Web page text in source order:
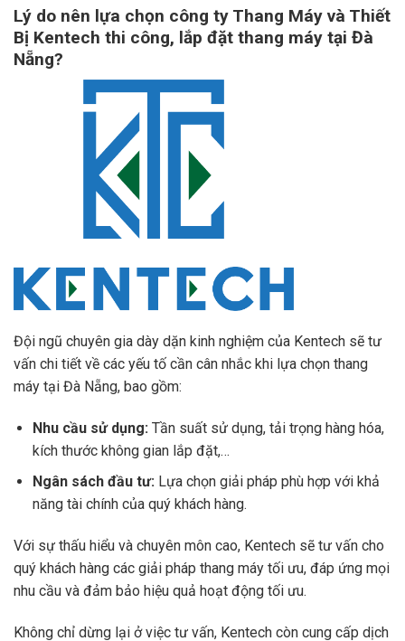
Lý do nên lựa chọn công ty Thang Máy và Thiết
Bị Kentech thi công, lắp đặt thang máy tại Đà
Nẵng?
Đội ngũ chuyên gia dày dặn kinh nghiệm của Kentech sẽ tư
vấn chi tiết về các yếu tố cần cân nhắc khi lựa chọn thang
máy tại Đà Nẵng, bao gồm:
Nhu cầu sử dụng: Tần suất sử dụng, tải trọng hàng hóa,
kích thước không gian lắp đặt,…
Ngân sách đầu tư:Lựa chọn giải pháp phù hợp với khả
năng tài chính của quý khách hàng.
Với sự thấu hiểu và chuyên môn cao, Kentech sẽ tư vấn cho
quý khách hàng các giải pháp thang máy tối ưu, đáp ứng mọi
nhu cầu và đảm bảo hiệu quả hoạt động tối ưu.
Không chỉ dừng lại ở việc tư vấn, Kentech còn cung cấp dịch